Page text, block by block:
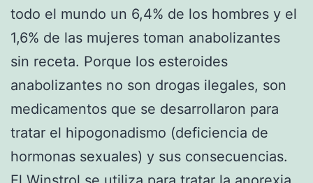
todo el mundo un 6,4% de los hombres y el
1,6% de las mujeres toman anabolizantes
sin receta. Porque los esteroides
anabolizantes no son drogas ilegales, son
medicamentos que se desarrollaron para
tratar el hipogonadismo (deficiencia de
hormonas sexuales) y sus consecuencias.